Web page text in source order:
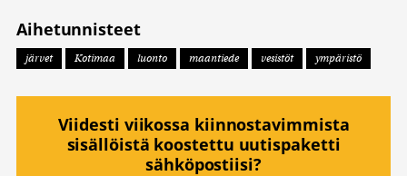
Aihetunnisteet
järvet Kotimaa luonto maantiede vesistöt ympäristö
Viidesti viikossa kiinnostavimmista
sisällöistä koostettu uutispaketti
sähköpostiisi?